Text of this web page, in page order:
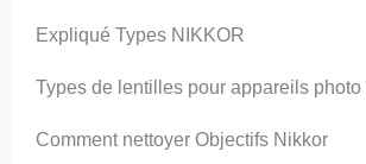
Expliqué Types NIKKOR
Types de lentilles pour appareils
Comment nettoyer Objectifs Nikkor